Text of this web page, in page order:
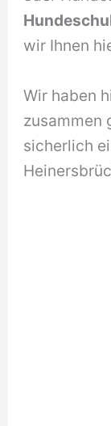
wir Ihnen
Wir haben
zusammen
sicherlich